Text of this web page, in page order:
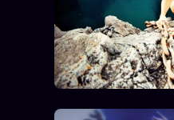
Gossip Manifeste
Gossip Pacte
Infofiction
Prophétie confirmée